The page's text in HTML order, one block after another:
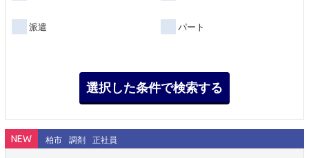
派遣 パート
NEW 柏市 調剤 正社員